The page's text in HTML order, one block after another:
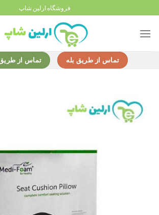
to
content
فروشگاه ارلین شاپ
تماس از طریق بله تماس از